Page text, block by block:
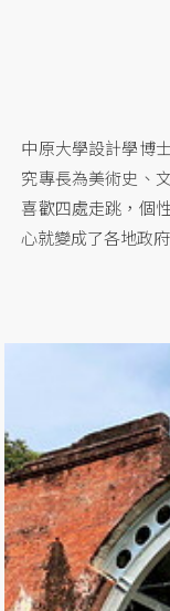
中原大學設計學博
究專長為美術史、
喜歡四處走跳，個
心就變成了各地政